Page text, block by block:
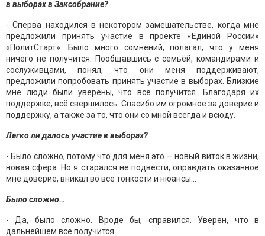
в выборах в Заксобрание?
- Сперва находился в некотором замешательстве, когда мне
предложили принять участие в проекте «Единой России»
«ПолитСтарт». Было много сомнений, полагал, что у меня
ничего не получится. Пообщавшись с семьёй, командирами и
сослуживцами, понял, что они меня поддерживают,
предложили попробовать принять участие в выборах. Близкие
мне люди были уверены, что всё получится. Благодаря их
поддержке, всё свершилось. Спасибо им огромное за доверие и
поддержку, а также за то, что они со мной всегда и всюду.
Легко ли далось участие в выборах?
- Было сложно, потому что для меня это — новый виток в жизни,
новая сфера. Но я старался не подвести, оправдать оказанное
мне доверие, вникал во все тонкости и нюансы…
Было сложно…
- Да, было сложно. Вроде бы, справился. Уверен, что в
дальнейшем всё получится.